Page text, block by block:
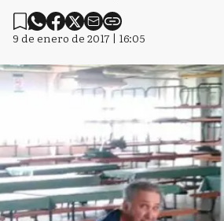
9 de enero de 2017 | 16:05